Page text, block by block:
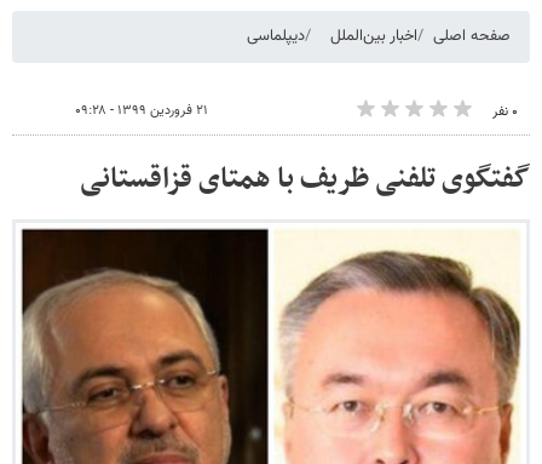
صفحه اصلی اخبار بین‌الملل دیپلماسی
۰ نفر ۲۱ فروردین ۱۳۹۹ - ۰۹:۲۸
گفتگوی تلفنی ظریف با همتای قزاقستانی